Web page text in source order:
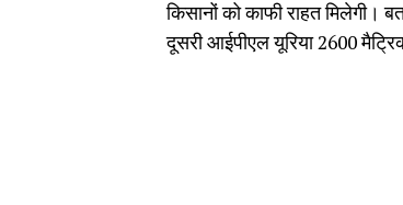
किसानों को काफी राहत मिलेगी।
दूसरी आईपीएल यूरिया 2600